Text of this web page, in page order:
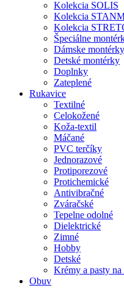
Kolekcia SOLIS
Kolekcia
Kolekcia
Špeciálne
Dámske montérky
Detské montérky
Doplnky
Zateplené
Rukavice
Textilné
Celokožené
Koža-textil
Máčané
PVC terčíky
Jednorazové
Protiporezové
Protichemické
Antivibračné
Zváračské
Tepelne odolné
Dielektrické
Zimné
Hobby
Detské
Krémy a pasty
Obuv